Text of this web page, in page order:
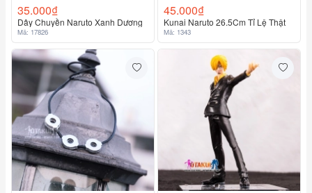
35.000₫
Dây Chuyền Naruto Xanh Dương
Mã: 17826
45.000₫
Kunai Naruto 26.5Cm Tỉ Lệ Thật
Mã: 1343